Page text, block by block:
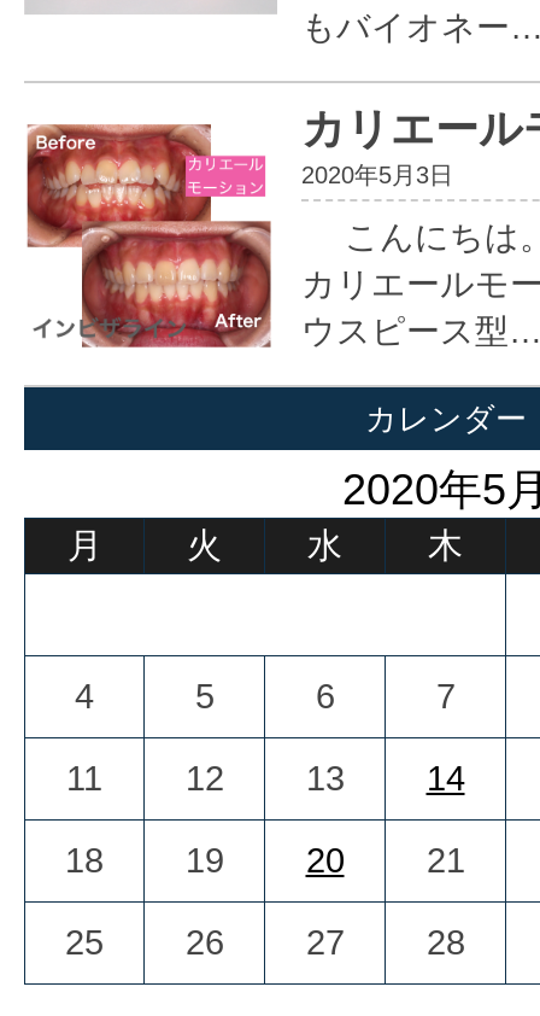
もバイオネー
カリエー
2020年5月3日
こんにちは
カリエールモ
ウスピース型
カレンダー
2020年5
月 火 水 木
4 5 6 7
11 12 13 14
18 19 20 21
25 26 27 28